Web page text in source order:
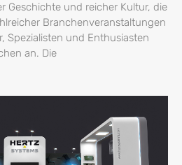
Geschichte und reicher Kultur, die
Branchenveranstaltungen
Spezialisten und Enthusiasten
an. Die